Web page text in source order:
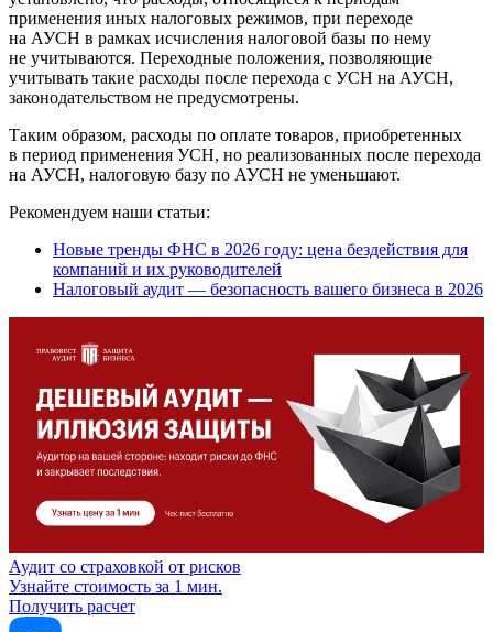
применения иных налоговых режимов, при переходе
на АУСН в рамках исчисления налоговой базы по нему
не учитываются. Переходные положения, позволяющие
учитывать такие расходы после перехода с УСН на АУСН,
законодательством не предусмотрены.
Таким образом, расходы по оплате товаров, приобретенных
в период применения УСН, но реализованных после перехода
на АУСН, налоговую базу по АУСН не уменьшают.
Рекомендуем наши статьи:
Новые тренды ФНС в 2026 году: цена бездействия для
компаний и их руководителей
Налоговый аудит — безопасность вашего бизнеса в 2026
Аудит со страховкой от рисков
Узнайте стоимость за 1 мин.
Получить расчет